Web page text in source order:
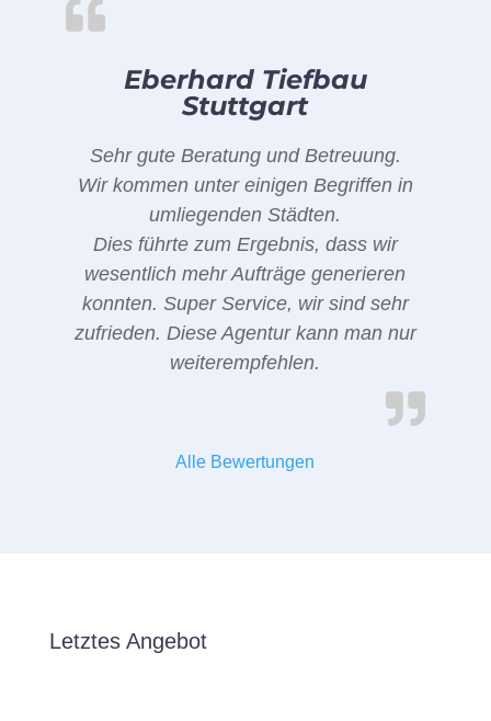
Eberhard Tiefbau
Stuttgart
Sehr gute Beratung und Betreuung.
Wir kommen unter einigen Begriffen in
umliegenden Städten.
Dies führte zum Ergebnis, dass wir
wesentlich mehr Aufträge generieren
konnten. Super Service, wir sind sehr
zufrieden. Diese Agentur kann man nur
weiterempfehlen.
Alle Bewertungen
Letztes Angebot